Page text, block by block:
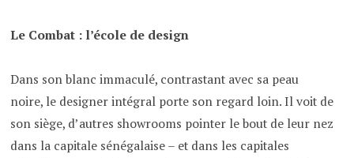
Le Combat : l’école de design
Dans son blanc immaculé, contrastant avec sa peau
noire, le designer intégral porte son regard loin. Il voit de
son siège, d’autres showrooms pointer le bout de leur nez
dans la capitale sénégalaise – et dans les capitales